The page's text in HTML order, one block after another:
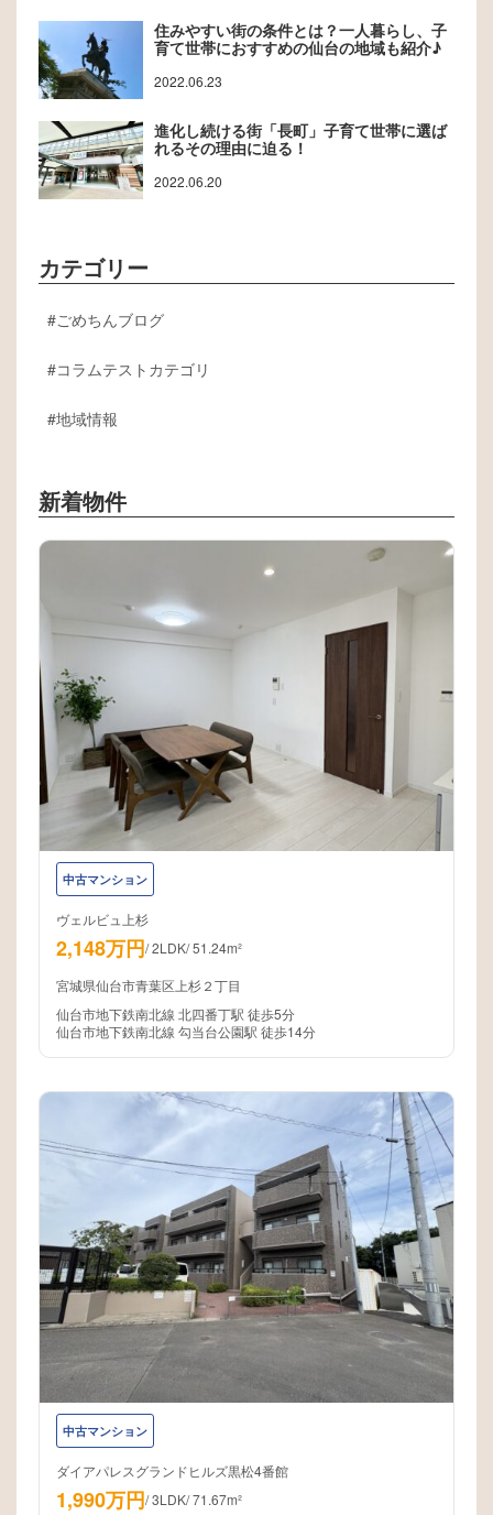
住みやすい街の条件とは？一人暮らし、子
育て世帯におすすめの仙台の地域も紹介♪
2022.06.23
進化し続ける街「長町」子育て世帯に選ば
れるその理由に迫る！
2022.06.20
カテゴリー
ごめちんブログ
コラムテストカテゴリ
地域情報
新着物件
中古マンション
ヴェルビュ上杉
2,148万円/2LDK/51.24m²
宮城県仙台市青葉区上杉２丁目
仙台市地下鉄南北線 北四番丁駅 徒歩5分
仙台市地下鉄南北線 勾当台公園駅 徒歩14分
中古マンション
ダイアパレスグランドヒルズ黒松4番館
1,990万円/3LDK/71.67m²